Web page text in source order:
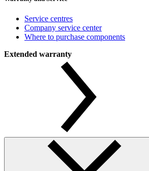
Service centres
Company service center
Where to purchase components
Extended warranty